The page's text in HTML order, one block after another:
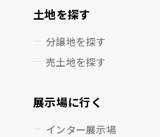
土地を探す
分譲地を探す
売土地を探す
展示場に行く
インター展示場